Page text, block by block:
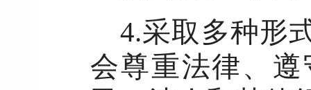
4.采取多种形
会尊重法律、